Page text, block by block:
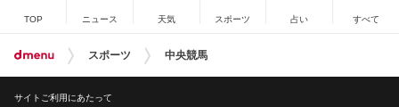
TOP ニュース 天気 スポーツ 占い すべて
スポーツ 中央競馬
サイトご利用にあたって